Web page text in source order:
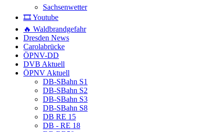
Sachsenwetter
🎞️ Youtube
🔥 Waldbrandgefahr
Dresden News
Carolabrücke
ÖPNV-DD
DVB Aktuell
ÖPNV Aktuell
DB-SBahn S1
DB-SBahn S2
DB-SBahn S3
DB-SBahn S8
DB RE 15
DB - RE 18